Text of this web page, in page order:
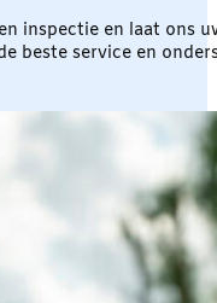
inspectie en laat ons
beste service en